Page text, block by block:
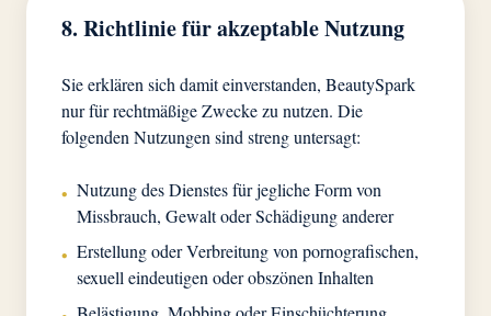
8. Richtlinie für akzeptable Nutzung
Sie erklären sich damit einverstanden, BeautySpark
nur für rechtmäßige Zwecke zu nutzen. Die
folgenden Nutzungen sind streng untersagt:
• Nutzung des Dienstes für jegliche Form von
Missbrauch, Gewalt oder Schädigung anderer
• Erstellung oder Verbreitung von pornografischen,
sexuell eindeutigen oder obszönen Inhalten